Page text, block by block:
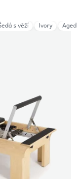
s věží Ivory Aged